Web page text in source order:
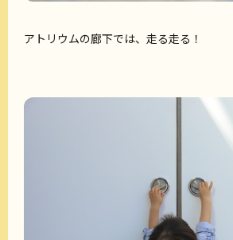
アトリウムの廊下では、走る走る！